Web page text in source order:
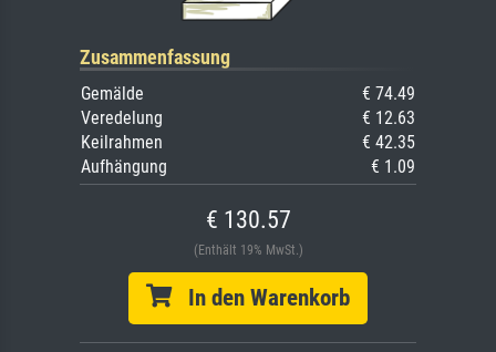
Zusammenfassung
Gemälde
€ 74.49
Veredelung
€ 12.63
Keilrahmen
€ 42.35
Aufhängung
€ 1.09
€ 130.57
(Enthält 19% MwSt.)
In den Warenkorb